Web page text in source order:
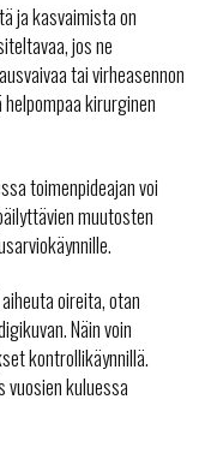
ja kasvaimista on
jos ne
tai virheasennon
kirurginen
toimenpideajan voi
muutosten
oireita, otan
Näin voin
kontrollikäynnillä.
vuosien kuluessa